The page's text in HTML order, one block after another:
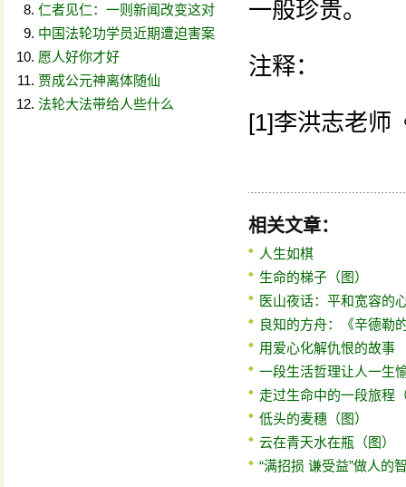
仁者见仁：一则新闻改变这对
中国法轮功学员近期遭迫害案
愿人好你才好
贾成公元神离体随仙
法轮大法带给人些什么
一般珍贵。
注释：
[1]李洪志老师
相关文章：
人生如棋
生命的梯子（图）
医山夜话：平和宽容的
良知的方舟：《辛德勒
用爱心化解仇恨的故事
一段生活哲理让人一生
走过生命中的一段旅程
低头的麦穗（图）
云在青天水在瓶（图）
“满招损 谦受益”做人的